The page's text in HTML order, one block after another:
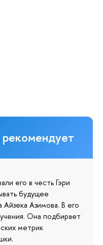
рекомендует
его в честь Гэри
будущее
Азимова. В его
Она подбирает
метрик